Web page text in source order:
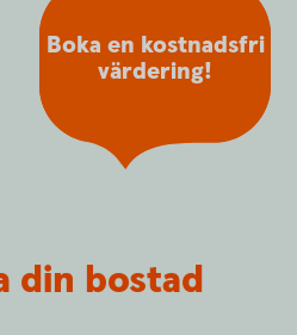
Boka en kostnadsfri
värdering!
din bostad